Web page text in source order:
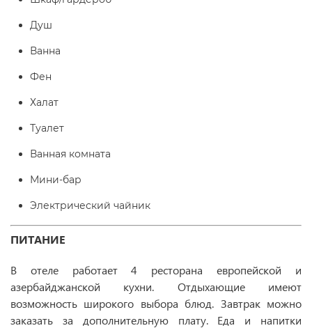
Душ
Ванна
Фен
Халат
Туалет
Ванная комната
Мини-бар
Электрический чайник
ПИТАНИЕ
В отеле работает 4 ресторана европейской и
азербайджанской кухни. Отдыхающие имеют
возможность широкого выбора блюд. Завтрак можно
заказать за дополнительную плату. Еда и напитки